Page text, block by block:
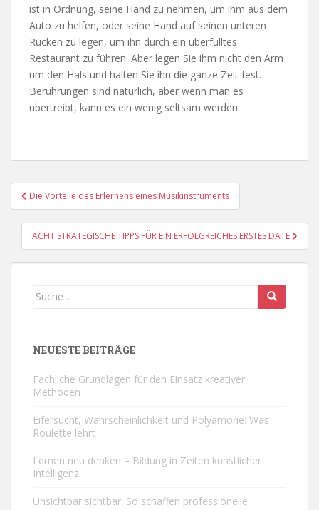
ist in Ordnung, seine Hand zu nehmen, um ihm aus dem
Auto zu helfen, oder seine Hand auf seinen unteren
Rücken zu legen, um ihn durch ein überfülltes
Restaurant zu führen. Aber legen Sie ihm nicht den Arm
um den Hals und halten Sie ihn die ganze Zeit fest.
Berührungen sind natürlich, aber wenn man es
übertreibt, kann es ein wenig seltsam werden.
Beitragsnavigation
Die Vorteile des Erlernens eines Musikinstruments
ACHT STRATEGISCHE TIPPS FÜR EIN ERFOLGREICHES ERSTES DATE
Suche
NEUESTE BEITRÄGE
Fachliche Grundlagen für den Einsatz kreativer
Methoden
Eifersucht, Wahrscheinlichkeit und Polyamorie: Was
Roulette lehrt
Lernen neu denken – Bildung in Zeiten künstlicher
Intelligenz
Unsichtbar sichtbar: So schaffen professionelle